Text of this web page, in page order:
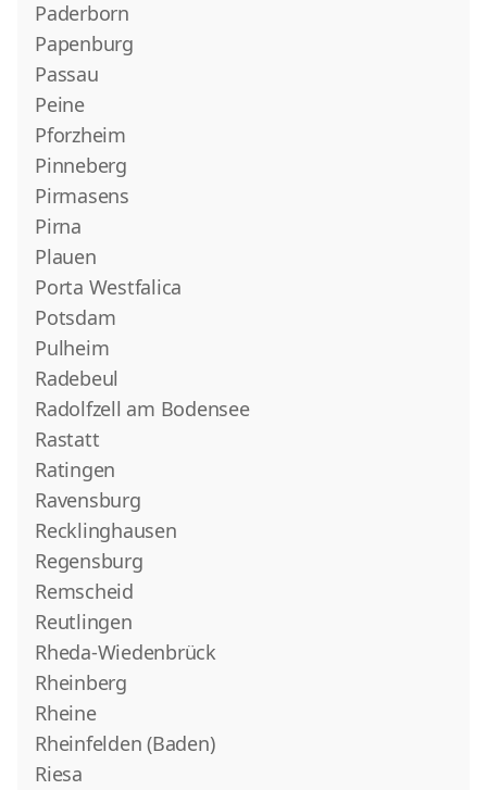
Paderborn
Papenburg
Passau
Peine
Pforzheim
Pinneberg
Pirmasens
Pirna
Plauen
Porta Westfalica
Potsdam
Pulheim
Radebeul
Radolfzell am Bodensee
Rastatt
Ratingen
Ravensburg
Recklinghausen
Regensburg
Remscheid
Reutlingen
Rheda-Wiedenbrück
Rheinberg
Rheine
Rheinfelden (Baden)
Riesa